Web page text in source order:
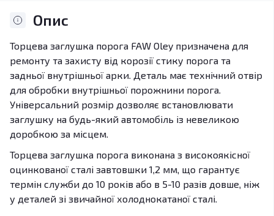
Опис
Торцева заглушка порога FAW Oley призначена для
ремонту та захисту від корозії стику порога та
задньої внутрішньої арки. Деталь має технічний отвір
для обробки внутрішньої порожнини порога.
Універсальний розмір дозволяє встановлювати
заглушку на будь-який автомобіль із невеликою
доробкою за місцем.
Торцева заглушка порога виконана з високоякісної
оцинкованої сталі завтовшки 1,2 мм, що гарантує
термін служби до 10 років або в 5-10 разів довше, ніж
у деталей зі звичайної холоднокатаної сталі.